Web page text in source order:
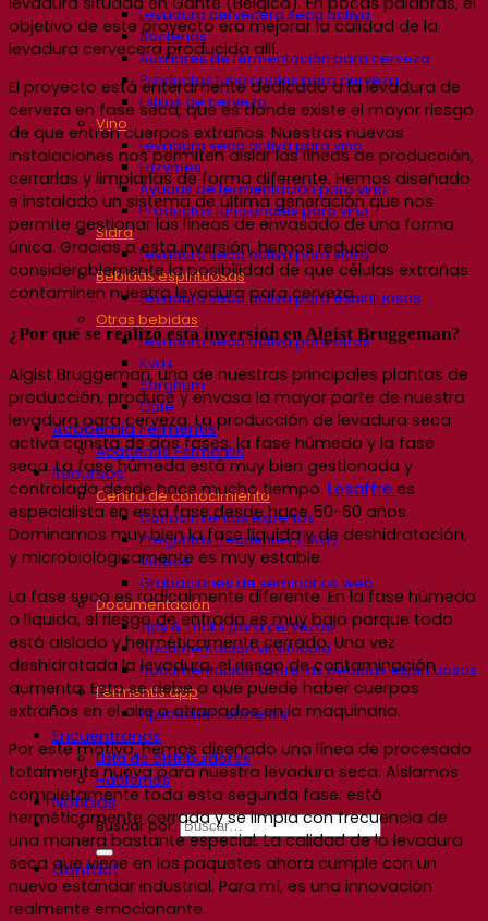
Levadura cervecera seca activa
Bacterias
Auxiliares de fermentación para cerveza
Productos funcionales para cerveza
Estilos de cerveza
Vino
Levadura seca activa para vino
Enzymes
Ayudas de fermentación para vino
Productos funcionales para vino
Sidra
Levadura seca activa para sidra
Bebidas espirituosas
Levadura seca activa para espirituosos
Otras bebidas
Levadura seca activa para otros
Kvas
Sorghum
Café
Academia Fermentis
Academia Fermentis
Recursos
Centro de conocimiento
Conocimientos expertos
Preguntas frecuentes (FAQ)
Videos
Grabaciones de seminarios web
Documentación
Tips & Tricks para cervezas
Documentación vitivinícola
Documentación sobre las bebidas espirituosas
Fermentis app
Aplicación Fermentis
Encuéntranos
Lista de distribuidores
Hablemos
Noticias
Buscar por:
Contact
objetivo de este proyecto era mejorar la calidad de la
levadura cervecera producida allí.
El proyecto está enteramente dedicado a la levadura de
cerveza en fase seca, que es donde existe el mayor riesgo
de que entren cuerpos extraños. Nuestras nuevas
instalaciones nos permiten aislar las líneas de producción,
cerrarlas y limpiarlas de forma diferente. Hemos diseñado
e instalado un sistema de última generación que nos
permite gestionar las líneas de envasado de una forma
única. Gracias a esta inversión, hemos reducido
considerablemente la posibilidad de que células extrañas
contaminen nuestra levadura para cerveza.
¿Por qué se realizó esta inversión en Algist Bruggeman?
Algist Bruggeman, una de nuestras principales plantas de
producción, produce y envasa la mayor parte de nuestra
levadura para cerveza. La producción de levadura seca
activa consta de dos fases: la fase húmeda y la fase
seca. La fase húmeda está muy bien gestionada y
controlada desde hace mucho tiempo. Lesaffre es
especialista en esta fase desde hace 50-60 años.
Dominamos muy bien la fase líquida y de deshidratación,
y microbiológicamente es muy estable.
La fase seca es radicalmentediferente. En la fase húmeda
o líquida, el riesgo de entrada es muy bajo porque todo
está aislado y herméticamente cerrado. Una vez
deshidratada la levadura, el riesgo de contaminación
aumenta. Esto se debe a que puede haber cuerpos
extraños en el aire o atrapados en la maquinaria.
Por este motivo, hemos diseñado una línea de procesado
totalmente nueva para nuestra levadura seca. Aislamos
completamente toda esta segunda fase: está
herméticamente cerrada y se limpia con frecuencia de
una manera bastante especial. La calidad de la levadura
seca que viene en los paquetes ahora cumple con un
nuevo estándar industrial. Para mí, es una innovación
realmente emocionante.